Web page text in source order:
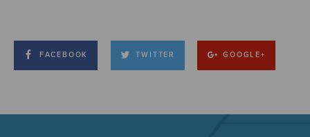
FACEBOOK TWITTER GOOGLE+